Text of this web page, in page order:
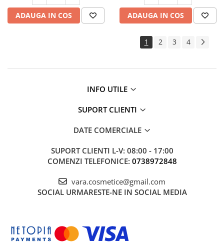
ADAUGA IN COS ADAUGA IN COS
1 2 3 4
INFO UTILE
SUPORT CLIENTI
DATE COMERCIALE
SUPORT CLIENTI L-V: 08:00 - 17:00
COMENZI TELEFONICE: 0738972848
vara.cosmetice@gmail.com
SOCIAL URMARESTE-NE IN SOCIAL MEDIA